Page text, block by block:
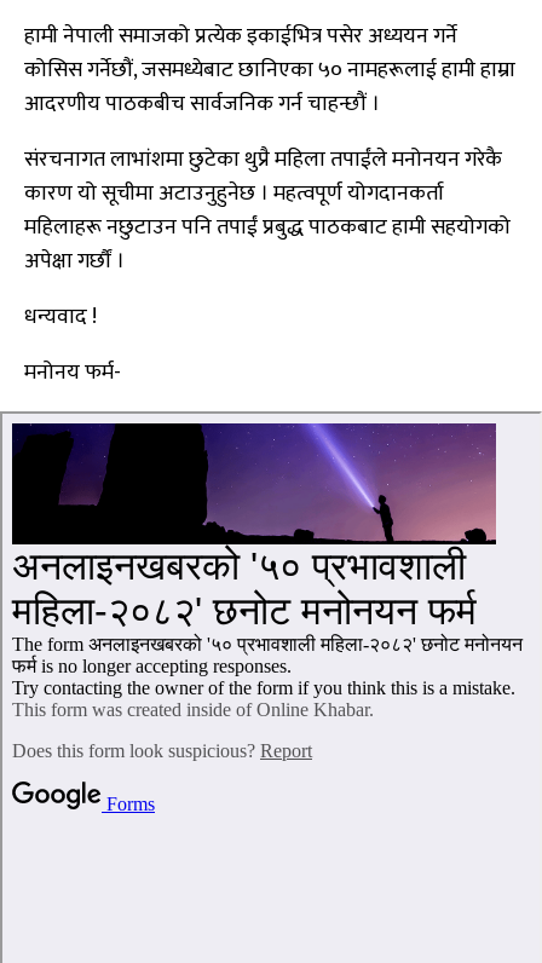
हामी नेपाली समाजको प्रत्येक इकाईभित्र पसेर अध्ययन गर्ने
कोसिस गर्नेछौं, जसमध्येबाट छानिएका ५० नामहरूलाई हामी हाम्रा
आदरणीय पाठकबीच सार्वजनिक गर्न चाहन्छौं ।
संरचनागत लाभांशमा छुटेका थुप्रै महिला तपाईंले मनोनयन गरेकै
कारण यो सूचीमा अटाउनुहुनेछ । महत्वपूर्ण योगदानकर्ता
महिलाहरू नछुटाउन पनि तपाईं प्रबुद्ध पाठकबाट हामी सहयोगको
अपेक्षा गर्छौं ।
धन्यवाद !
मनोनय फर्म-